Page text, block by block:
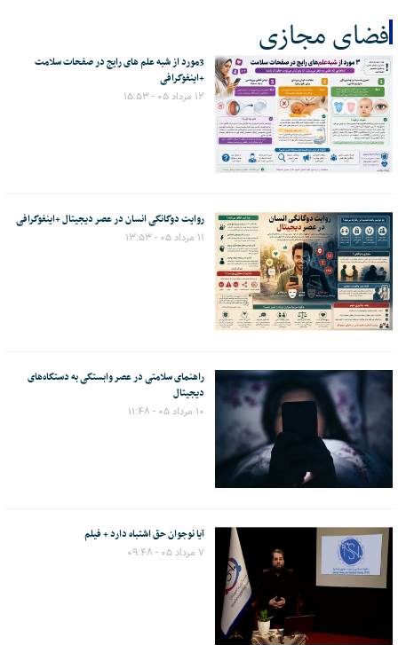
فضای مجازی
کل اخبار:103
3مورد از شبه علم های رایج در صفحات سلامت
+اینفوگرافی
۱۲ مرداد ۰۵ - ۱۵:۵۳
روایت دوگانگی انسان در عصر دیجیتال +اینفوگرافی
۱۱ مرداد ۰۵ - ۱۳:۵۳
راهنمای سلامتی در عصر وابستگی به دستگاه‌های
دیجیتال
۱۰ مرداد ۰۵ - ۱۱:۴۸
آیا نوجوان حق اشتباه دارد + فیلم
۷ مرداد ۰۵ - ۰۹:۴۸